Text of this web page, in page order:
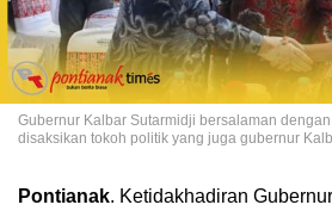
Gubernur Kalbar Sutarmidji bersalaman
disaksikan tokoh politik yang juga gubernur
Pontianak. Ketidakhadiran